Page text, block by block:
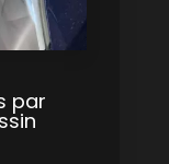
par